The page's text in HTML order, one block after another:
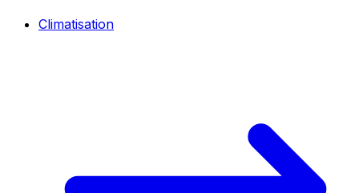
Climatisation